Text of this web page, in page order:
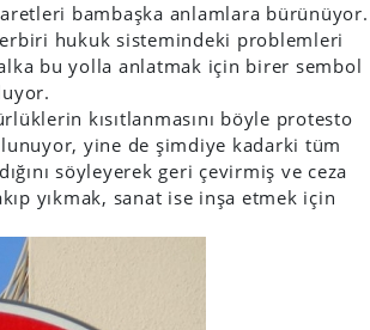
bambaşka anlamlara bürünüyor.
hukuk sistemindeki problemleri
bu yolla anlatmak için birer sembol
kısıtlanmasını böyle protesto
yine de şimdiye kadarki tüm
söyleyerek geri çevirmiş ve ceza
yıkmak, sanat ise inşa etmek için